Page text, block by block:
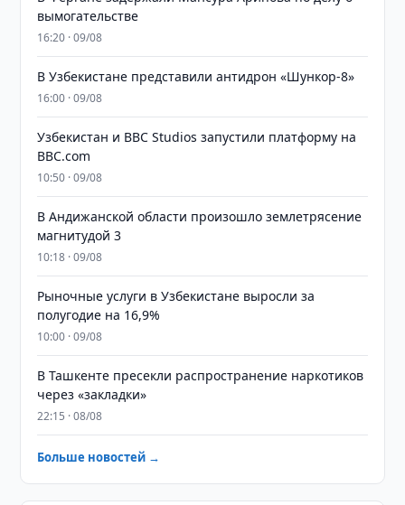
вымогательстве
16:20 · 09/08
В Узбекистане представили антидрон «Шункор-8»
16:00 · 09/08
Узбекистан и BBC Studios запустили платформу на
BBC.com
10:50 · 09/08
В Андижанской области произошло землетрясение
магнитудой 3
10:18 · 09/08
Рыночные услуги в Узбекистане выросли за
полугодие на 16,9%
10:00 · 09/08
В Ташкенте пресекли распространение наркотиков
через «закладки»
22:15 · 08/08
Больше новостей →